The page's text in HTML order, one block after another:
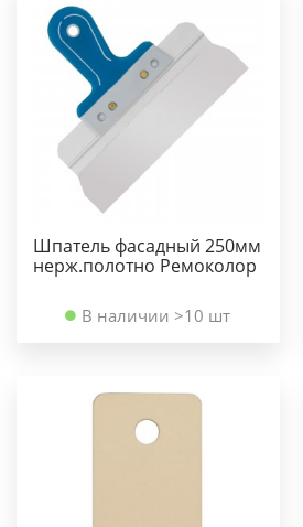
Шпатель фасадный 250мм
нерж.полотно Ремоколор
В наличии >10 шт